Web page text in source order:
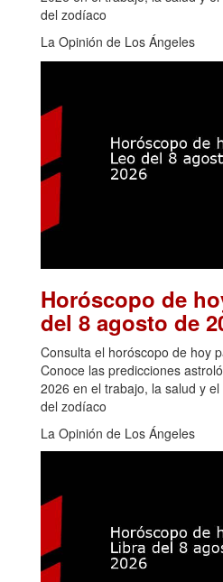
del zodíaco
La Opinión de Los Ángeles
Horóscopo de
del 8 agosto de
Consulta el horóscopo de hoy
Conoce las predicciones
2026 en el trabajo, la salud y
del zodíaco
La Opinión de Los Ángeles